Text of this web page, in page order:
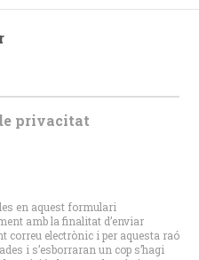
privacitat
en aquest formulari
amb la finalitat d’enviar
electrònic i per aquesta raó
i s’esborraran un cop s’hagi